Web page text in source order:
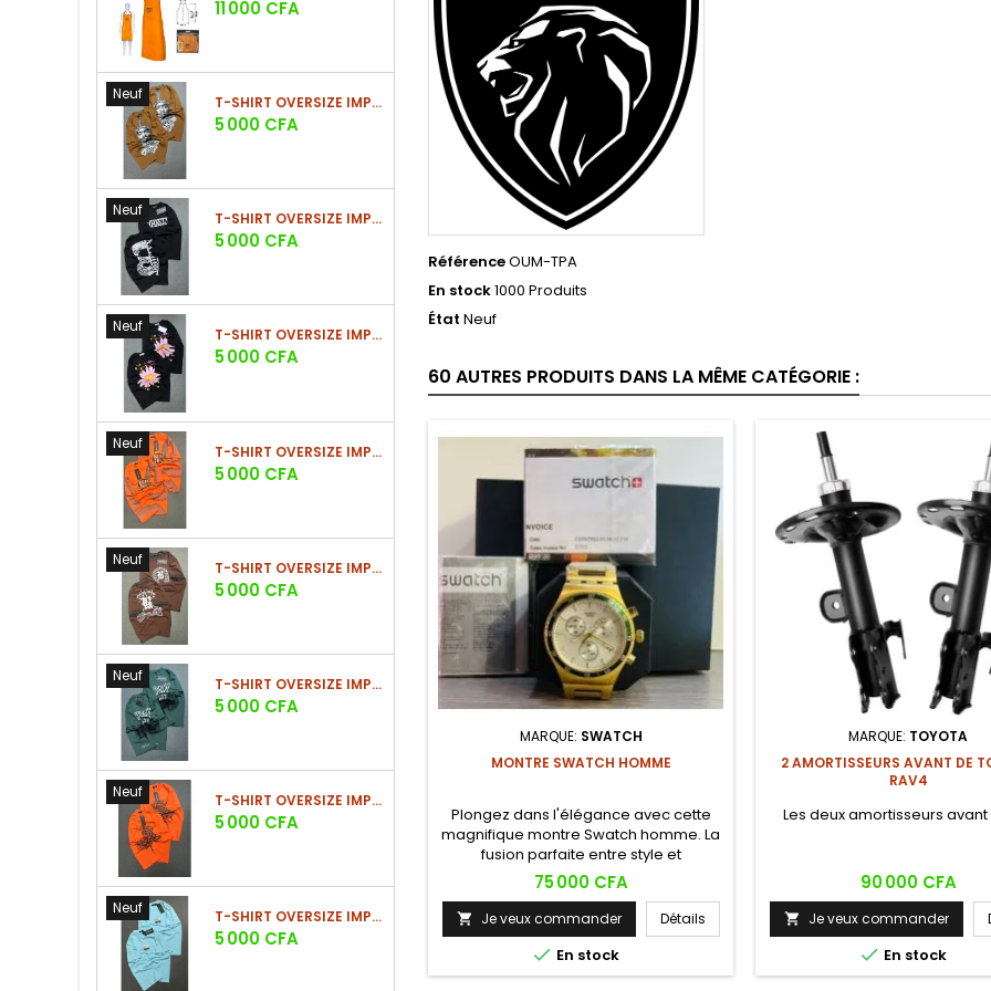
Prix
11 000 CFA
Neuf T-SHIRT OVERSIZE IMPRIMÉ STREETWEAR
Prix
5 000 CFA
Neuf T-SHIRT OVERSIZE IMPRIMÉ STREETWEAR
Prix
5 000 CFA
Neuf T-SHIRT OVERSIZE IMPRIMÉ STREETWEAR
Prix
5 000 CFA
Neuf T-SHIRT OVERSIZE IMPRIMÉ STREETWEAR
Prix
5 000 CFA
Neuf T-SHIRT OVERSIZE IMPRIMÉ STREETWEAR
Prix
5 000 CFA
Neuf T-SHIRT OVERSIZE IMPRIMÉ STREETWEAR
Prix
5 000 CFA
Neuf T-SHIRT OVERSIZE IMPRIMÉ STREETWEAR
Prix
5 000 CFA
Neuf T-SHIRT OVERSIZE IMPRIMÉ STREETWEAR
Prix
5 000 CFA
RéférenceOUM-TPA
En stock1000 Produits
État Neuf
60 AUTRES PRODUITS DANS LA MÊME CATÉGORIE :
MARQUE: SWATCH
MONTRE SWATCH HOMME
Plongez dans l'élégance avec cette
magnifique montre Swatch homme. La
fusion parfaite entre style et
fonctionnalité.
Prix
75 000 CFA
 Je veux commander Détails
 En stock
MARQUE: TOYOTA
2 AMORTISSEURS AVANT DE
RAV4
Les deux amortisseurs avant
Prix
90 000 CFA
 Je veux commander
 En stock